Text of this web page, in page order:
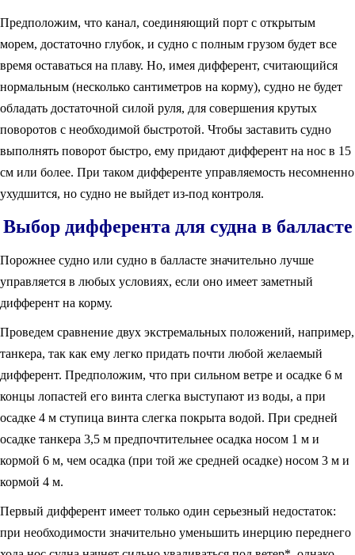
Предположим, что канал, соединяющий порт с открытым
морем, достаточно глубок, и судно с полным грузом будет все
время оставаться на плаву. Но, имея дифферент, считающийся
нормальным (несколько сантиметров на корму), судно не будет
обладать достаточной силой руля, для совершения крутых
поворотов с необходимой быстротой. Чтобы заставить судно
выполнять поворот быстро, ему придают дифферент на нос в 15
см или более. При таком дифференте управляемость несомненно
ухудшится, но судно не выйдет из-под контроля.
Выбор дифферента для судна в балласте
Порожнее судно или судно в балласте значительно лучше
управляется в любых условиях, если оно имеет заметный
дифферент на корму.
Проведем сравнение двух экстремальных положений, например,
танкера, так как ему легко придать почти любой желаемый
дифферент. Предположим, что при сильном ветре и осадке 6 м
концы лопастей его винта слегка выступают из воды, а при
осадке 4 м ступица винта слегка покрыта водой. При средней
осадке танкера 3,5 м предпочтительнее осадка носом 1 м и
кормой 6 м, чем осадка (при той же средней осадке) носом 3 м и
кормой 4 м.
Первый дифферент имеет только один серьезный недостаток:
при необходимости значительно уменьшить инерцию переднего